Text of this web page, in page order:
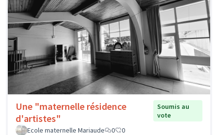
Une "maternelle résidence
d'artistes"
Soumis au
vote
Ecole maternelle Mariaude
0 0